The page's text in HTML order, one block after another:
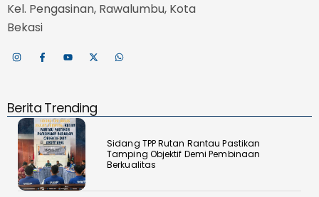
Kel. Pengasinan, Rawalumbu, Kota
Bekasi
Berita Trending
Sidang TPP Rutan Rantau Pastikan
Tamping Objektif Demi Pembinaan
Berkualitas